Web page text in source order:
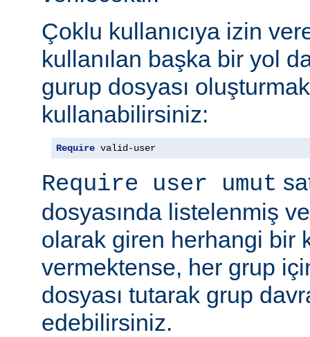
Çoklu kullanıcıya izin
kullanılan başka bir yol
gurup dosyası
kullanabilirsiniz:
Require valid-user
Require user umut
dosyasında listelenmiş
olarak giren herhangi bir
vermektense, her grup
dosyası tutarak grup
edebilirsiniz.